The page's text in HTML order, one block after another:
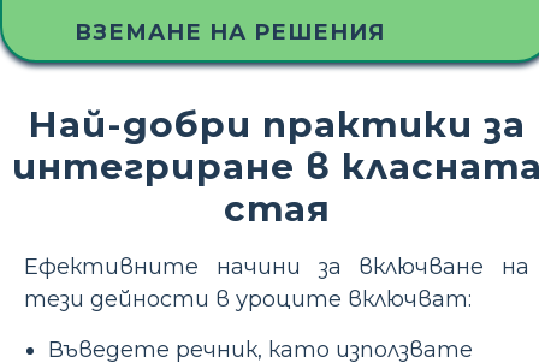
ВЗЕМАНЕ НА РЕШЕНИЯ
Най-добри практики за
интегриране в
стая
Ефективните начини за включване на
тези дейности в уроците включват:
Въведете речник, като използвате